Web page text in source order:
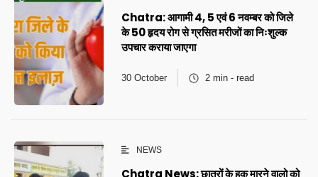
Chatra: आगामी 4, 5 एवं 6 नवम्बर को जिले
के 50 हृदय रोग से ग्रसित मरीजों का निःशुल्क
उपचार कराया जाएगा
30 October 2 min - read
NEWS
Chatra News: छात्रों के हक मारने वालो को